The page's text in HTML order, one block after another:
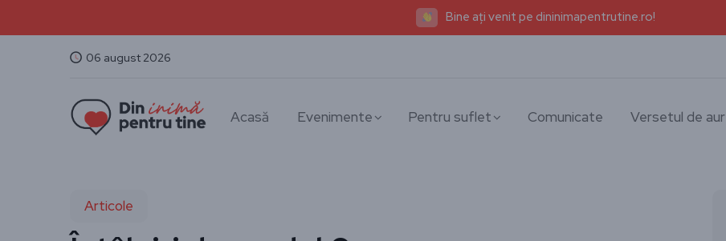
Bine ați venit pe dininimapentrutine.ro!
06 august 2026
Acasă Evenimente Pentru suflet Comunicate Versetul de aur
Articole